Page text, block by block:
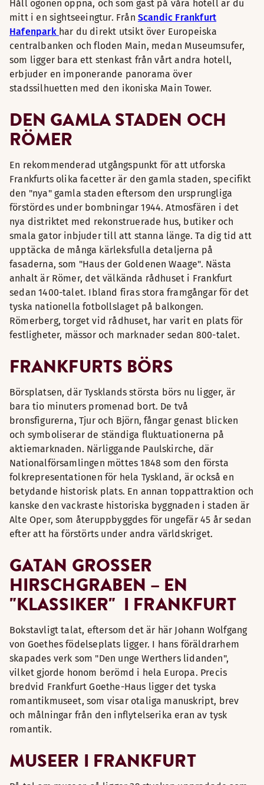
Håll ögonen öppna, och som gäst på våra hotell är du
mitt i en sightseeingtur. Från Scandic Frankfurt
Hafenpark har du direkt utsikt över Europeiska
centralbanken och floden Main, medan Museumsufer,
som ligger bara ett stenkast från vårt andra hotell,
erbjuder en imponerande panorama över
stadssilhuetten med den ikoniska Main Tower.
DEN GAMLA STADEN OCH
RÖMER
En rekommenderad utgångspunkt för att utforska
Frankfurts olika facetter är den gamla staden, specifikt
den "nya" gamla staden eftersom den ursprungliga
förstördes under bombningar 1944. Atmosfären i det
nya distriktet med rekonstruerade hus, butiker och
smala gator inbjuder till att stanna länge. Ta dig tid att
upptäcka de många kärleksfulla detaljerna på
fasaderna, som "Haus der Goldenen Waage". Nästa
anhalt är Römer, det välkända rådhuset i Frankfurt
sedan 1400-talet. Ibland firas stora framgångar för det
tyska nationella fotbollslaget på balkongen.
Römerberg, torget vid rådhuset, har varit en plats för
festligheter, mässor och marknader sedan 800-talet.
FRANKFURTS BÖRS
Börsplatsen, där Tysklands största börs nu ligger, är
bara tio minuters promenad bort. De två
bronsfigurerna, Tjur och Björn, fångar genast blicken
och symboliserar de ständiga fluktuationerna på
aktiemarknaden. Närliggande Paulskirche, där
Nationalförsamlingen möttes 1848 som den första
folkrepresentationen för hela Tyskland, är också en
betydande historisk plats. En annan toppattraktion och
kanske den vackraste historiska byggnaden i staden är
Alte Oper, som återuppbyggdes för ungefär 45 år sedan
efter att ha förstörts under andra världskriget.
GATAN GROSSER H
IRSCHGRABEN – EN "
KLASSIKER" I FRANKFURT
Bokstavligt talat, eftersom det är här Johann Wolfgang
von Goethes födelseplats ligger. I hans föräldrarhem
skapades verk som "Den unge Werthers lidanden",
vilket gjorde honom berömd i hela Europa. Precis
bredvid Frankfurt Goethe-Haus ligger det tyska
romantikmuseet, som visar otaliga manuskript, brev
och målningar från den inflytelserika eran av tysk
romantik.
MUSEER I FRANKFURT